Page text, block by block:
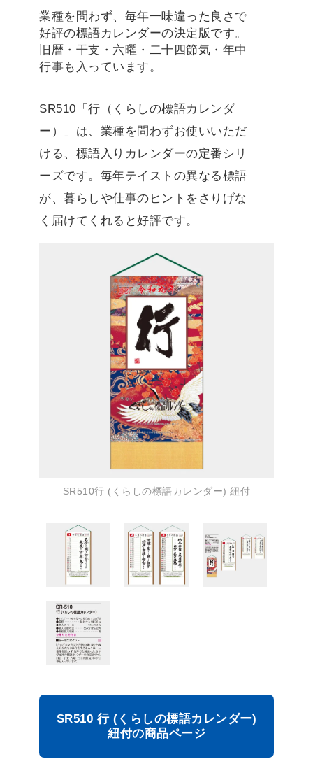
業種を問わず、毎年一味違った良さで
好評の標語カレンダーの決定版です。
旧暦・干支・六曜・二十四節気・年中
行事も入っています。
SR510「行（くらしの標語カレンダ
ー）」は、業種を問わずお使いいただ
ける、標語入りカレンダーの定番シリ
ーズです。毎年テイストの異なる標語
が、暮らしや仕事のヒントをさりげな
く届けてくれると好評です。
SR510行 (くらしの標語カレンダー) 紐付
SR510 行 (くらしの標語カレンダー)
紐付の商品ページ